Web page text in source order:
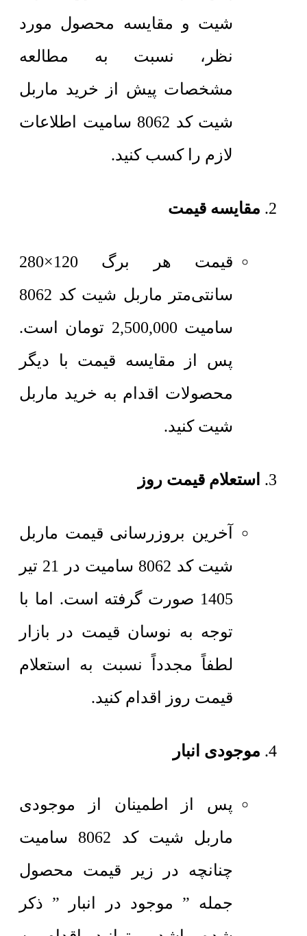
شیت و مقایسه محصول مورد
نظر، نسبت به مطالعه
مشخصات پیش از خرید ماربل
شیت کد 8062 سامیت اطلاعات
لازم را کسب کنید.
مقایسه قیمت
قیمت هر برگ 120×280
سانتی‌متر
ماربل شیت کد 8062
سامیت 2,500,000 تومان است.
پس از مقایسه قیمت با دیگر
محصولات اقدام به خرید ماربل
شیت کنید.
استعلام قیمت روز
آخرین بروزرسانی قیمت ماربل
شیت کد 8062 سامیت در 21 تیر
1405 صورت گرفته است. اما با
توجه به نوسان قیمت در بازار
لطفاً مجدداً نسبت به استعلام
قیمت روز اقدام کنید.
موجودی انبار
پس از اطمینان از موجودی
ماربل شیت کد 8062 سامیت
چنانچه در زیر قیمت محصول
جمله ” موجود در انبار ” ذکر